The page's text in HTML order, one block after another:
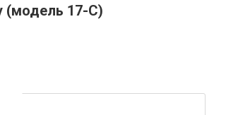
(модель 17-C)